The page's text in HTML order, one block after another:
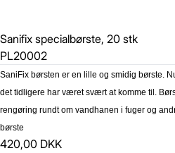
Sanifix specialbørste, 20 stk
PL20002
SaniFix børsten er en lille og smidig børste.
det tidligere har været svært at komme til.
rengøring rundt om vandhanen i fuger og
børste
420,00 DKK